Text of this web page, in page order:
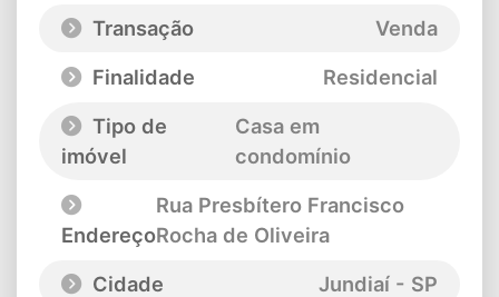
Transação
Venda
Finalidade
Residencial
Tipo de
imóvel
Casa em
condomínio
Endereço
Rua Presbítero Francisco
Rocha de Oliveira
Cidade
Jundiaí - SP